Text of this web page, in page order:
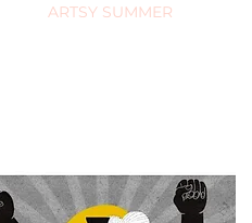
ARTSY SUMMER